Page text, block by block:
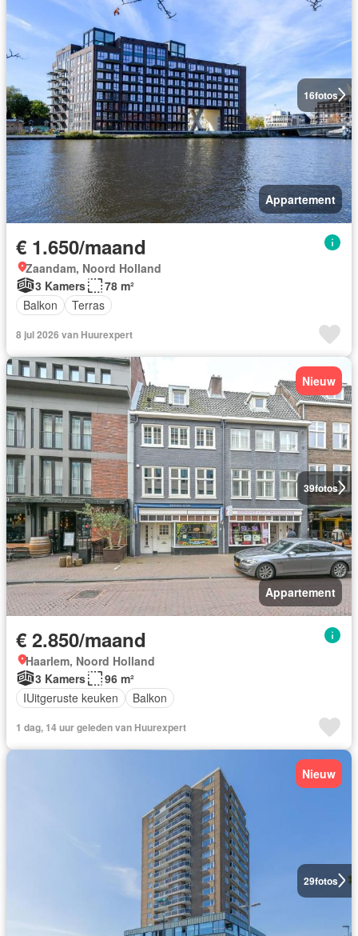
16fotos
Appartement
€ 1.650/maand
Zaandam, Noord Holland
3 Kamers
78 m²
Balkon
Terras
8 jul 2026 van Huurexpert
39fotos
Nieuw
Appartement
€ 2.850/maand
Haarlem, Noord Holland
3 Kamers
96 m²
IUitgeruste keuken
Balkon
1 dag, 14 uur geleden van Huurexpert
29fotos
Nieuw